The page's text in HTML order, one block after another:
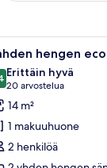
tuoli, televisio ja
3 hengen
kautta 10
Erittäin hyvä
20 arvostelua
(20
arvostelua)
14 m²
1 makuuhuone
2 henkilöä